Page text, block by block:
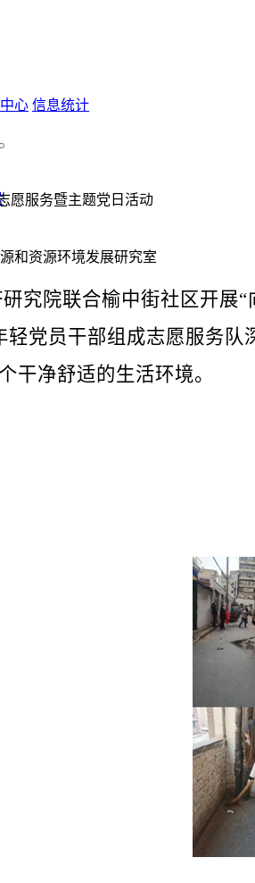
心 信息统计
愿服务暨主题党日活动
和资源环境发展研究室
院联合榆中街社区开展“
轻党员干部组成志愿服务
干净舒适的生活环境。